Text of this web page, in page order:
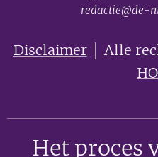
redactie@de-
Disclaimer│ Alle
Het proces